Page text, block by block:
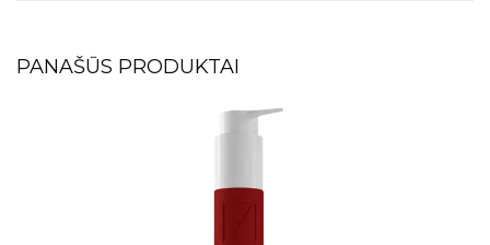
PANAŠŪS PRODUKTAI